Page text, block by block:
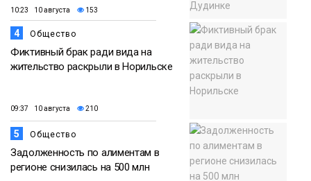
10:23 10 августа 153
4 Общество
Фиктивный брак ради вида на
жительство раскрыли в Норильске
09:37 10 августа 210
5 Общество
Задолженность по алиментам в
регионе снизилась на 500 млн